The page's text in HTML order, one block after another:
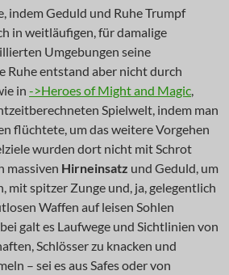
indem Geduld und Ruhe Trumpf
in weitläufigen, für damalige
Umgebungen seine
Ruhe entstand aber nicht durch
in ->Heroes of Might and Magic,
Spielwelt, indem man
flüchtete, um das weitere Vorgehen
wurden dort nicht mit Schrot
massiven Hirneinsatz und Geduld, um
mit spitzer Zunge und, ja, gelegentlich
Waffen auf leisen Sohlen
galt es Laufwege und Sichtlinien von
Schlösser zu knacken und
– sei es aus Safes oder von